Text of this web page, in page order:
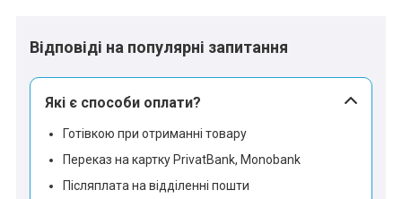
Відповіді на популярні запитання
Які є способи оплати?
Готівкою при отриманні товару
Переказ на картку PrivatBank, Monobank
Післяплата на відділенні пошти